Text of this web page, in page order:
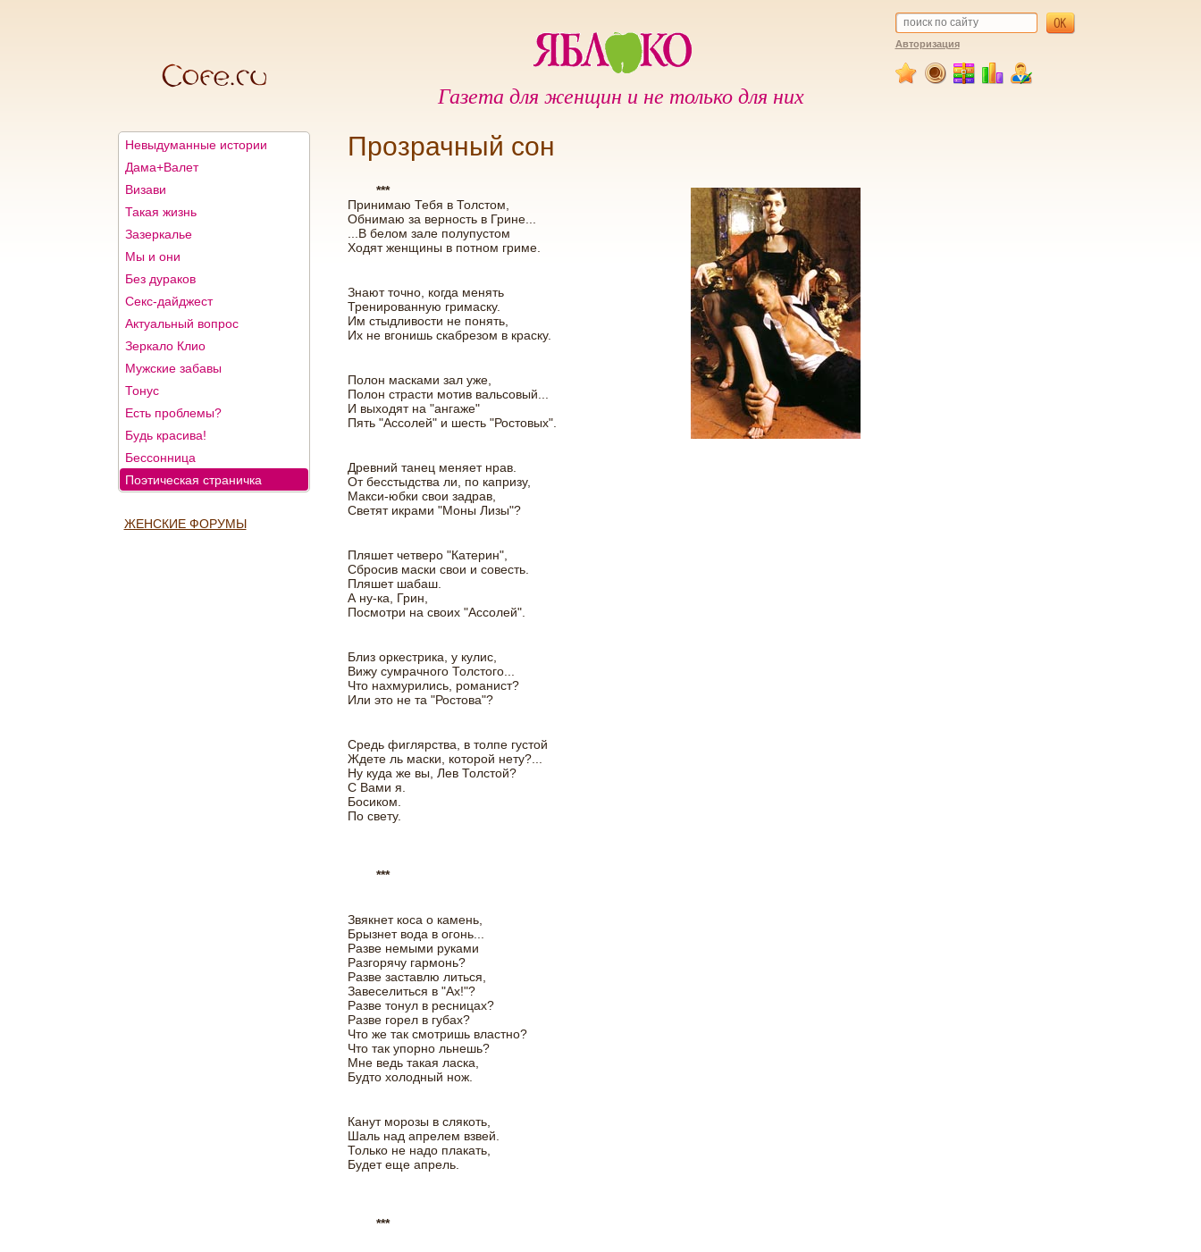
Авторизация
Газета для женщин и не только для них
Невыдуманные истории
Дама+Валет
Визави
Такая жизнь
Зазеркалье
Мы и они
Без дураков
Секс-дайджест
Актуальный вопрос
Зеркало Клио
Мужские забавы
Тонус
Есть проблемы?
Будь красива!
Бессонница
Поэтическая страничка
ЖЕНСКИЕ ФОРУМЫ
Прозрачный сон
***
Принимаю Тебя в Толстом,
Обнимаю за верность в Грине...
...В белом зале полупустом
Ходят женщины в потном гриме.
Знают точно, когда менять
Тренированную гримаску.
Им стыдливости не понять,
Их не вгонишь скабрезом в краску.
Полон масками зал уже,
Полон страсти мотив вальсовый...
И выходят на "ангаже"
Пять "Ассолей" и шесть "Ростовых".
Древний танец меняет нрав.
От бесстыдства ли, по капризу,
Макси-юбки свои задрав,
Светят икрами "Моны Лизы"?
Пляшет четверо "Катерин",
Сбросив маски свои и совесть.
Пляшет шабаш.
А ну-ка, Грин,
Посмотри на своих "Ассолей".
Близ оркестрика, у кулис,
Вижу сумрачного Толстого...
Что нахмурились, романист?
Или это не та "Ростова"?
Средь фиглярства, в толпе густой
Ждете ль маски, которой нету?...
Ну куда же вы, Лев Толстой?
С Вами я.
Босиком.
По свету.
***
Звякнет коса о камень,
Брызнет вода в огонь...
Разве немыми руками
Разгорячу гармонь?
Разве заставлю литься,
Завеселиться в "Ах!"?
Разве тонул в ресницах?
Разве горел в губах?
Что же так смотришь властно?
Что так упорно льнешь?
Мне ведь такая ласка,
Будто холодный нож.
Канут морозы в слякоть,
Шаль над апрелем взвей.
Только не надо плакать,
Будет еще апрель.
***